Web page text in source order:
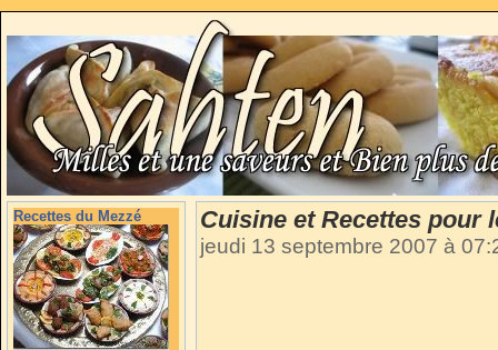
Recettes du Mezzé Cuisine et Recettes pour
jeudi 13 septembre 2007 à